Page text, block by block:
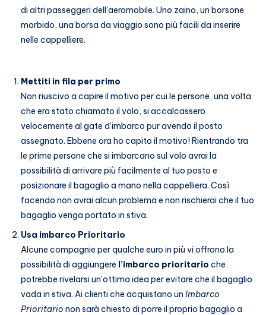
di altri passeggeri dell’aeromobile. Uno zaino, un borsone
morbido, una borsa da viaggio sono più facili da inserire
nelle cappelliere.
Mettiti in fila per primo
Non riuscivo a capire il motivo per cui le persone, una volta
che era stato chiamato il volo, si accalcassero
velocemente al gate d’imbarco pur avendo il posto
assegnato. Ebbene ora ho capito il motivo! Rientrando tra
le prime persone che si imbarcano sul volo avrai la
possibilità di arrivare più facilmente al tuo posto e
posizionare il bagaglio a mano nella cappelliera. Così
facendo non avrai alcun problema e non rischierai che il tuo
bagaglio venga portato in stiva.
Usa imbarco Prioritario
Alcune compagnie per qualche euro in più vi offrono la
possibilità di aggiungere l’imbarco prioritario che
potrebbe rivelarsi un’ottima idea per evitare che il bagaglio
vada in stiva. Ai clienti che acquistano un Imbarco
Prioritario non sarà chiesto di porre il proprio bagaglio a